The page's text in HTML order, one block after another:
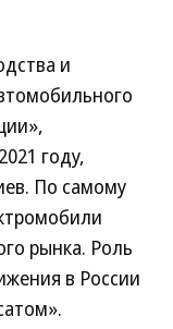
и
году,
По самому
рынка. Роль
в России